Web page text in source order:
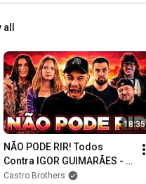
18:35
NÃO PODE RIR! Todos
Contra IGOR GUIMARÃES -
Parte 2 #UTC 377
Castro Brothers